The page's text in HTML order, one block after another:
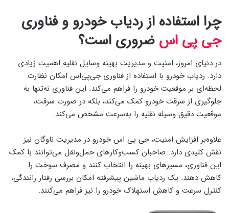
چرا استفاده از ردیاب خودرو و فناوری
جی‌ پی‌ اس ضروری است؟
در دنیای امروز، امنیت و مدیریت بهینه وسایل نقلیه اهمیت زیادی
دارد. ردیاب خودرو با استفاده از فناوری جی‌پی‌اس امکان نظارت
لحظه‌ای بر موقعیت خودرو را فراهم می‌کند. این فناوری نه‌تنها به
جلوگیری از سرقت خودرو کمک می‌کند، بلکه در صورت سرقت،
موقعیت دقیق وسیله نقلیه را به‌سرعت مشخص می‌کند.
علاوه‌بر افزایش امنیت، جی پی اس خودرو در مدیریت ناوگان نیز
نقش کلیدی دارد. صاحبان کسب‌وکارهای حمل‌ونقل می‌توانند با کمک
این فناوری، مسیرهای بهینه را انتخاب کنند و مصرف سوخت را
کاهش دهند. یک ردیاب ماشین پیشرفته امکان بررسی رفتار رانندگی،
کنترل سرعت و کاهش استهلاک خودرو را نیز فراهم می‌کنند.